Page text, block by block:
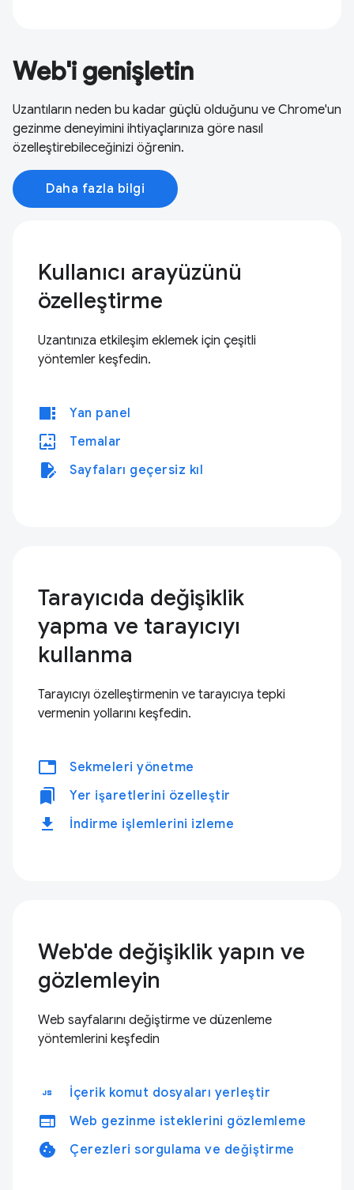
Web'i genişletin
Uzantıların neden bu kadar güçlü olduğunu ve Chrome'un
gezinme deneyimini ihtiyaçlarınıza göre nasıl
özelleştirebileceğinizi öğrenin.
Daha fazla bilgi
Kullanıcı arayüzünü
özelleştirme
Uzantınıza etkileşim eklemek için çeşitli
yöntemler keşfedin.
view_sidebar Yan panel
wallpaper Temalar
edit_document Sayfaları geçersiz kıl
Tarayıcıda değişiklik
yapma ve tarayıcıyı
kullanma
Tarayıcıyı özelleştirmenin ve tarayıcıya tepki
vermenin yollarını keşfedin.
tabsSekmeleri yönetme
bookmarks Yer işaretlerini özelleştir
download İndirme işlemlerini izleme
Web'de değişiklik yapın ve
gözlemleyin
Web sayfalarını değiştirme ve düzenleme
yöntemlerini keşfedin
javascript İçerik komut dosyaları yerleştir
web Web gezinme isteklerini gözlemleme
cookie Çerezleri sorgulama ve değiştirme